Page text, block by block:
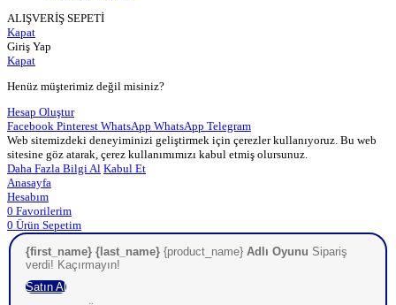
ALIŞVERİŞ SEPETİ
Kapat
Giriş Yap
Kapat
Henüz müşterimiz değil misiniz?
Hesap Oluştur
Facebook Pinterest WhatsApp WhatsApp Telegram
Web sitemizdeki deneyiminizi geliştirmek için çerezler kullanıyoruz. Bu web
sitesine göz atarak, çerez kullanımımızı kabul etmiş olursunuz.
Daha Fazla Bilgi Al Kabul Et
Anasayfa
Hesabım
0 Favorilerim
0 Ürün Sepetim
{first_name} {last_name}{product_name}Adlı Oyunu Sipariş
verdi! Kaçırmayın!
Satın Al